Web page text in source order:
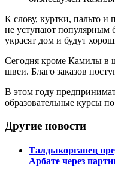
К слову, куртки, пальто и
не уступают популярным
украсят дом и будут
Сегодня кроме Камилы в
швеи. Благо заказов
В этом году
образовательные курсы
Другие новости
Талдыкорганец
Арбате через